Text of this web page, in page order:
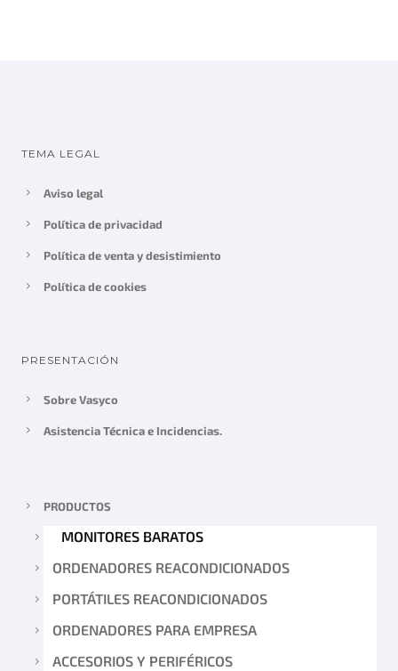
TEMA LEGAL
Aviso legal
Política de privacidad
Política de venta y desistimiento
Política de cookies
PRESENTACIÓN
Sobre Vasyco
Asistencia Técnica e Incidencias.
PRODUCTOS
MONITORES BARATOS
ORDENADORES REACONDICIONADOS
PORTÁTILES REACONDICIONADOS
ORDENADORES PARA EMPRESA
ACCESORIOS Y PERIFÉRICOS